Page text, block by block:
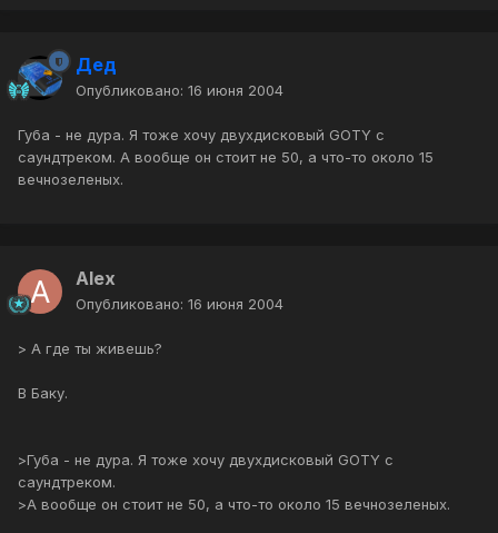
Дед
Опубликовано: 16 июня 2004
Губа - не дура. Я тоже хочу двухдисковый GOTY с
саундтреком. А вообще он стоит не 50, а что-то около 15
вечнозеленых.
Alex
Опубликовано: 16 июня 2004
> А где ты живешь?
В Баку.
>Губа - не дура. Я тоже хочу двухдисковый GOTY с
саундтреком.
>А вообще он стоит не 50, а что-то около 15 вечнозеленых.